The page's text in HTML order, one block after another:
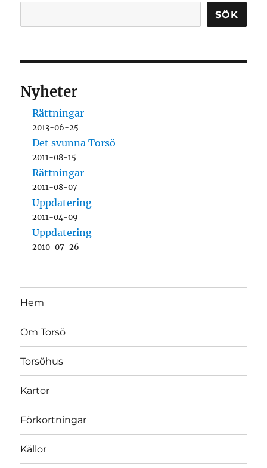
SÖK
Nyheter
Rättningar
2013-06-25
Det svunna Torsö
2011-08-15
Rättningar
2011-08-07
Uppdatering
2011-04-09
Uppdatering
2010-07-26
Hem
Om Torsö
Torsöhus
Kartor
Förkortningar
Källor